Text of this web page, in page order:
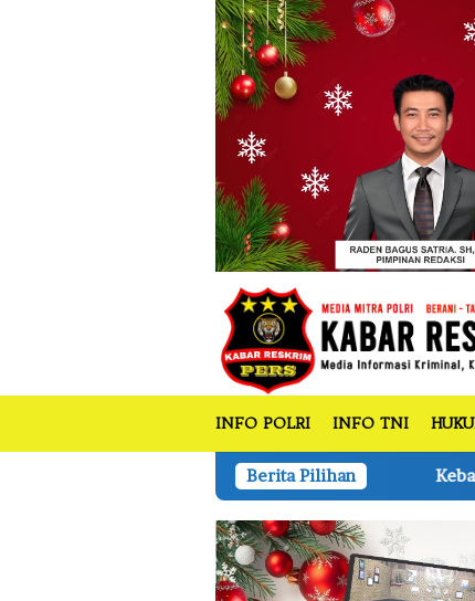
INFO POLRI INFO TNI
Berita Pilihan
Kebakaran Rumah Pemukiman dan